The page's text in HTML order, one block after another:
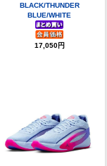
BLACK/THUNDER
BLUE/WHITE
17,050円